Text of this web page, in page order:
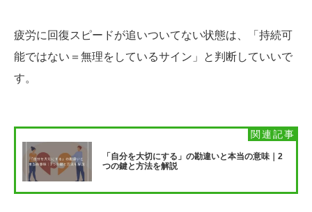
疲労に回復スピードが追いついてない状態は、「持続可
能ではない＝無理をしているサイン」と判断していいで
す。
「自分を大切にする」の勘違いと本当の意味｜2
つの鍵と方法を解説